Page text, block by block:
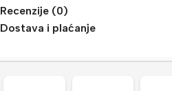
Recenzije (0)
Dostava i plaćanje